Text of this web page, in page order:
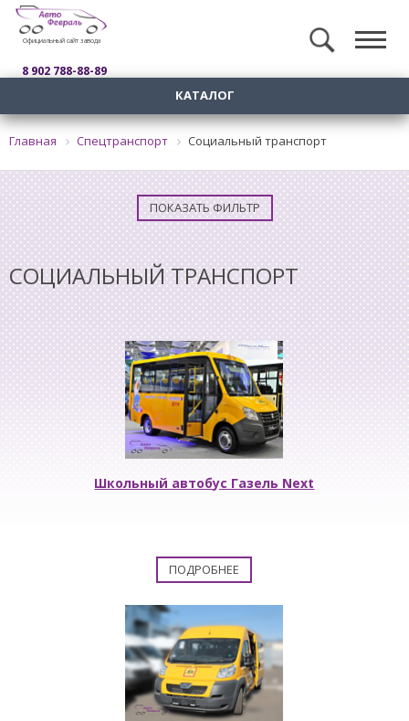
Официальный сайт завода
8 902 788-88-89
КАТАЛОГ
Главная Спецтранспорт Социальный транспорт
ПОКАЗАТЬ ФИЛЬТР
СОЦИАЛЬНЫЙ ТРАНСПОРТ
Школьный автобус Газель Next
ПОДРОБНЕЕ